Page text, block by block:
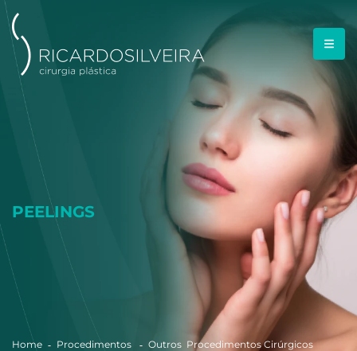
PEELINGS
Home Procedimentos Outros Procedimentos Cirúrgicos